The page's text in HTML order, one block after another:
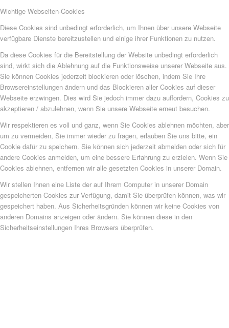
Wichtige Webseiten-Cookies
Diese Cookies sind unbedingt erforderlich, um Ihnen über unsere Webseite
verfügbare Dienste bereitzustellen und einige ihrer Funktionen zu nutzen.
Da diese Cookies für die Bereitstellung der Website unbedingt erforderlich
sind, wirkt sich die Ablehnung auf die Funktionsweise unserer Webseite aus.
Sie können Cookies jederzeit blockieren oder löschen, indem Sie Ihre
Browsereinstellungen ändern und das Blockieren aller Cookies auf dieser
Webseite erzwingen. Dies wird Sie jedoch immer dazu auffordern, Cookies zu
akzeptieren / abzulehnen, wenn Sie unsere Webseite erneut besuchen.
Wir respektieren es voll und ganz, wenn Sie Cookies ablehnen möchten, aber
um zu vermeiden, Sie immer wieder zu fragen, erlauben Sie uns bitte, ein
Cookie dafür zu speichern. Sie können sich jederzeit abmelden oder sich für
andere Cookies anmelden, um eine bessere Erfahrung zu erzielen. Wenn Sie
Cookies ablehnen, entfernen wir alle gesetzten Cookies in unserer Domain.
Wir stellen Ihnen eine Liste der auf Ihrem Computer in unserer Domain
gespeicherten Cookies zur Verfügung, damit Sie überprüfen können, was wir
gespeichert haben. Aus Sicherheitsgründen können wir keine Cookies von
anderen Domains anzeigen oder ändern. Sie können diese in den
Sicherheitseinstellungen Ihres Browsers überprüfen.